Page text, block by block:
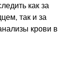
как за
так и за
крови в